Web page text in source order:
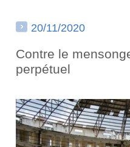
20/11/2020
Contre le
perpétuel